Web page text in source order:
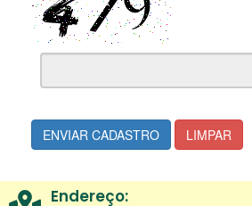
ENVIAR CADASTRO LIMPAR
Endereço: